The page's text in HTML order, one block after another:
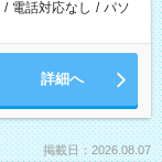
/ 電話対応なし / パソ
詳細へ
掲載日：2026.08.07